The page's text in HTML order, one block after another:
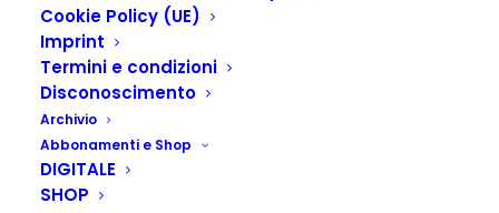
Cookie Policy (UE)
Imprint
Termini e condizioni
Disconoscimento
Archivio
Abbonamenti e Shop
DIGITALE
SHOP
Comunità
SILLABARIO PEDAGOGIKO
“All inclusive!” Sembra questo, oggi, lo strillo più coerente